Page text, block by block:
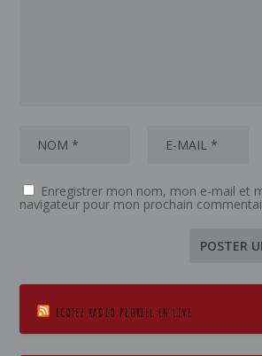
Enregistrer mon nom, mon e-mail et
navigateur pour mon prochain
ECOTEZ RADIO PLURIEL EN LIVE